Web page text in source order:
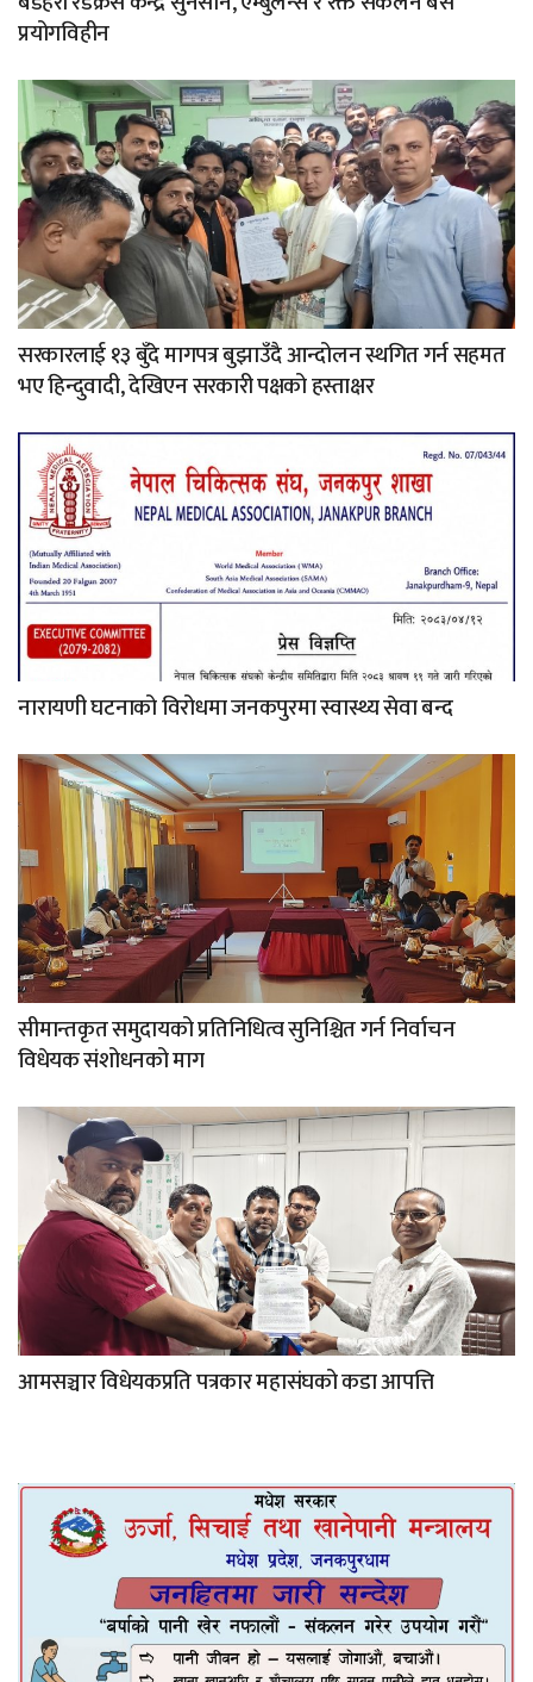
प्रयोगविहीन
सरकारलाई १३ बुँदे मागपत्र बुझाउँदै आन्दोलन स्थगित गर्न सहमत
भए हिन्दुवादी, देखिएन सरकारी पक्षको हस्ताक्षर
नारायणी घटनाको विरोधमा जनकपुरमा स्वास्थ्य सेवा बन्द
सीमान्तकृत समुदायको प्रतिनिधित्व सुनिश्चित गर्न निर्वाचन
विधेयक संशोधनको माग
आमसञ्चार विधेयकप्रति पत्रकार महासंघको कडा आपत्ति